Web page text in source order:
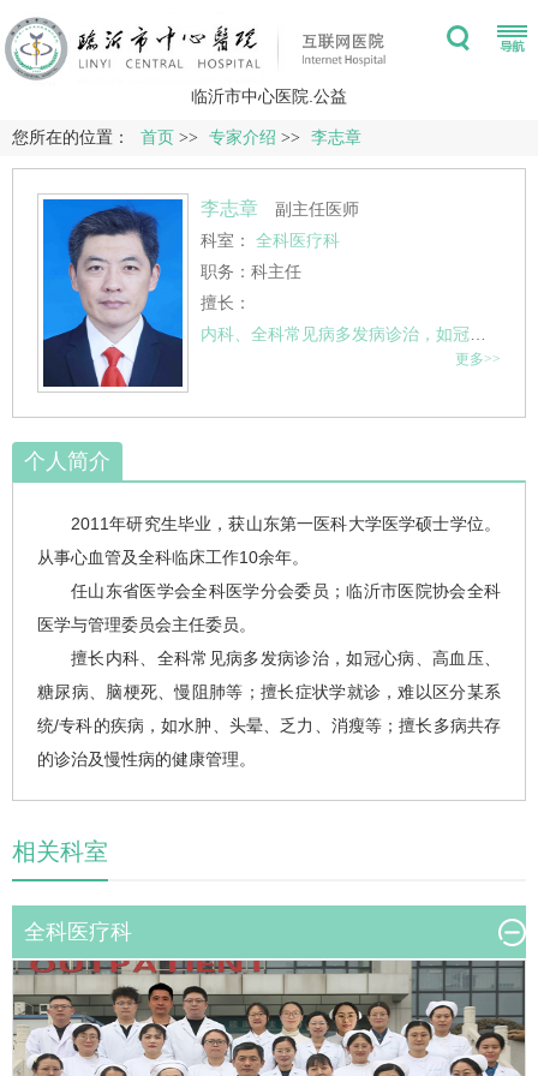
临沂市中心医院.公益
您所在的位置： 首页 >> 专家介绍 >> 李志章
李志章
副主任医师
科室： 全科医疗科
职务：科主任
擅长：
内科、全科常见病多发病诊治，如冠心病
更多>>
个人简介
2011年研究生毕业，获山东第一医科大学医学硕士学位。
从事心血管及全科临床工作10余年。
任山东省医学会全科医学分会委员；临沂市医院协会全科
医学与管理委员会主任委员。
擅长内科、全科常见病多发病诊治，如冠心病
、高血压、
糖尿病、脑梗死、慢阻肺等；擅长症状学就诊，难以区分某系
统/专科的疾病，如水肿、头晕、乏力、消瘦等；擅长多病共存
的诊治及慢性病的健康管理。
相关科室
全科医疗科